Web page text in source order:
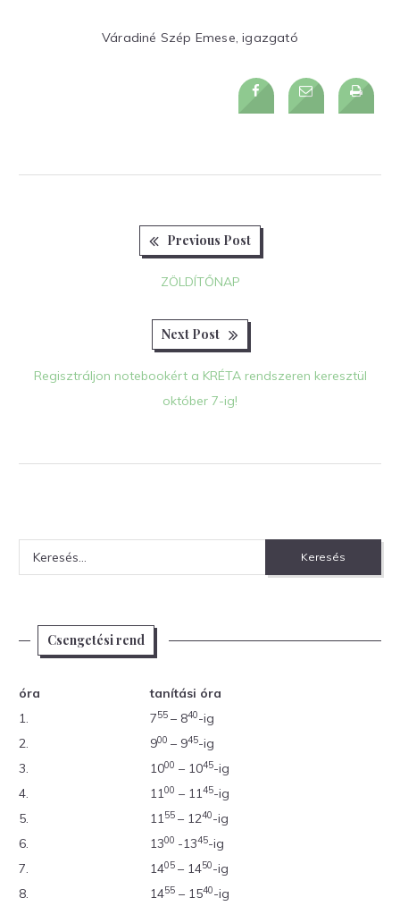
Váradiné Szép Emese, igazgató
Previous Post
ZÖLDÍTŐNAP
Next Post
Regisztráljon notebookért a KRÉTA rendszeren keresztül
október 7-ig!
Keresés:
Csengetési rend
óra
tanítási óra
1.
755 – 840-ig
2.
900 – 945-ig
3.
1000 – 1045-ig
4.
1100 – 1145-ig
5.
1155 – 1240-ig
6.
1300 -1345-ig
7.
1405 – 1450-ig
8.
1455 – 1540-ig